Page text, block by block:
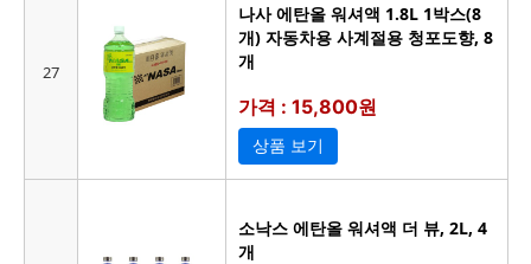
27
나사 에탄올 워셔액 1.8L 1박스(8
개) 자동차용 사계절용 청포도향, 8
개
가격 : 15,800원
상품 보기
소낙스 에탄올 워셔액 더 뷰, 2L, 4
개